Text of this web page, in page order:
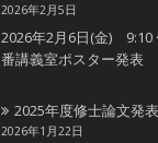
2026年2月5日
2026年2月6日(金)
番講義室ポスター発表
2025年度修士論文発
2026年1月22日